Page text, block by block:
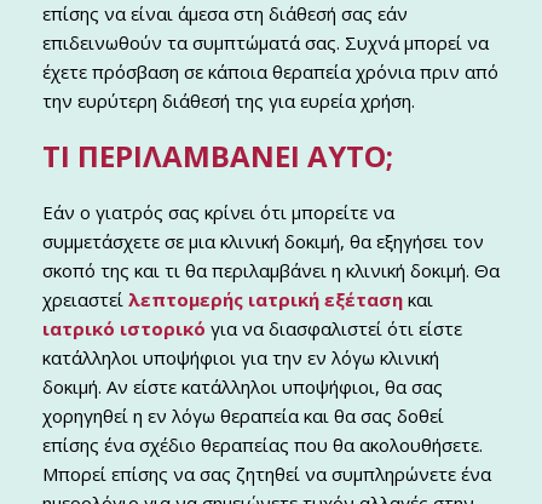
επίσης να είναι άμεσα στη διάθεσή σας εάν
επιδεινωθούν τα συμπτώματά σας. Συχνά μπορεί να
έχετε πρόσβαση σε κάποια θεραπεία χρόνια πριν από
την ευρύτερη διάθεσή της για ευρεία χρήση.
ΤΙ ΠΕΡΙΛΑΜΒΆΝΕΙ ΑΥΤΌ;
Εάν ο γιατρός σας κρίνει ότι μπορείτε να
συμμετάσχετε σε μια κλινική δοκιμή, θα εξηγήσει τον
σκοπό της και τι θα περιλαμβάνει η κλινική δοκιμή. Θα
χρειαστεί λεπτομερής ιατρική εξέταση και
ιατρικό ιστορικό για να διασφαλιστεί ότι είστε
κατάλληλοι υποψήφιοι για την εν λόγω κλινική
δοκιμή. Αν είστε κατάλληλοι υποψήφιοι, θα σας
χορηγηθεί η εν λόγω θεραπεία και θα σας δοθεί
επίσης ένα σχέδιο θεραπείας που θα ακολουθήσετε.
Μπορεί επίσης να σας ζητηθεί να συμπληρώνετε ένα